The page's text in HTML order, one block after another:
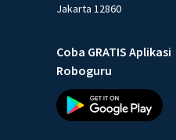
Jakarta 12860
Coba GRATIS Aplikasi
Roboguru